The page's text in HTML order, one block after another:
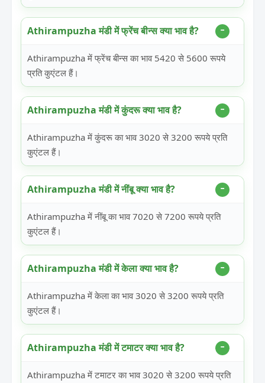
Athirampuzha मंडी में फ्रेंच बीन्स क्या भाव है?
Athirampuzha में फ्रेंच बीन्स का भाव 5420 से 5600 रूपये
प्रति कुएंटल हैं।
Athirampuzha मंडी में कुंदरू क्या भाव है?
Athirampuzha में कुंदरू का भाव 3020 से 3200 रूपये प्रति
कुएंटल हैं।
Athirampuzha मंडी में नींबू क्या भाव है?
Athirampuzha में नींबू का भाव 7020 से 7200 रूपये प्रति
कुएंटल हैं।
Athirampuzha मंडी में केला क्या भाव है?
Athirampuzha में केला का भाव 3020 से 3200 रूपये प्रति
कुएंटल हैं।
Athirampuzha मंडी में टमाटर क्या भाव है?
Athirampuzha में टमाटर का भाव 3020 से 3200 रूपये प्रति